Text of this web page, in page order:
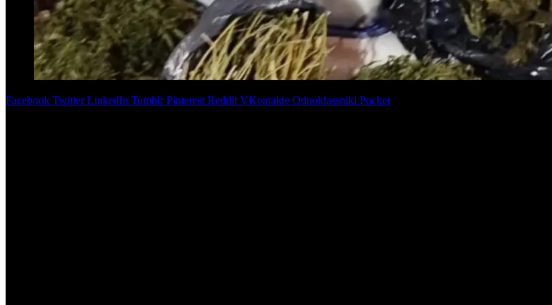
Facebook Twitter LinkedIn Tumblr Pinterest Reddit VKontakte Odnoklassniki Pocket